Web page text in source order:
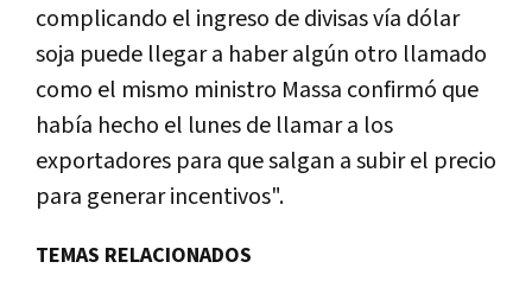
complicando el ingreso de divisas vía dólar
soja puede llegar a haber algún otro llamado
como el mismo ministro Massa confirmó que
había hecho el lunes de llamar a los
exportadores para que salgan a subir el precio
para generar incentivos".
TEMAS RELACIONADOS